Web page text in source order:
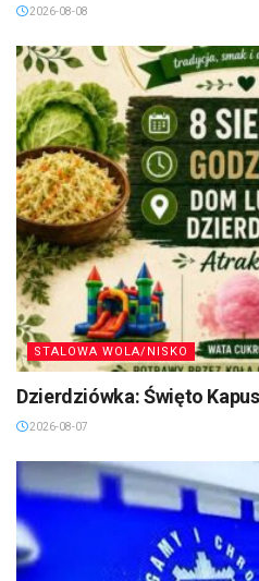
2026-08-08
STALOWA WOLA/NISKO
Dzierdziówka: Święto
2026-08-07